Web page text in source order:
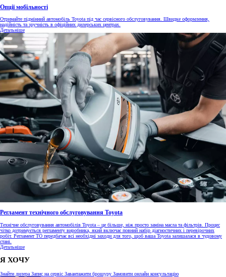
Опції мобільності
Отримайте підмінний автомобіль Toyota під час сервісного обслуговування. Швидке оформлення,
надійність та зручність в офіційних дилерських центрах.
Детальніше
Регламент технічного обслуговування Toyota
Технічне обслуговування автомобілів Toyota – це більше, ніж просто заміна масла та фільтрів. Процес
чітко дотримується регламенту виробника, який включає повний набір діагностичних і перевірочних
робіт. Регламент ТО передбачає всі необхідні заходи для того, щоб ваша Toyota залишалася в чудовому
стані.
Детальніше
Я ХОЧУ
Знайти дилера Запис на сервіс Завантажити брошуру Замовити онлайн консультацію